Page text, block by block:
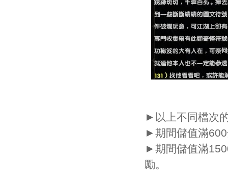
►以上不同檔次
►期間儲值滿
►期間儲值滿
勵。